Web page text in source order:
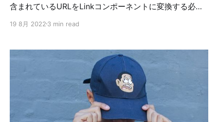
含まれているURLをLinkコンポーネントに変換する必要
String.prototype.replaceを使う方法だと思うんです
るので、出来れば他の方法が良いなと思っていたところ
に、linkifyを教えてもらいました。ありがとうございま
ですが、思ったような感じでは実装できなかったので、
どうやって実装したのかを書いていきたいと思います。
19 8月 2022 3 min read